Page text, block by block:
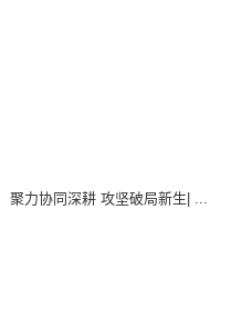
聚力协同深耕 攻坚破局新生| ...